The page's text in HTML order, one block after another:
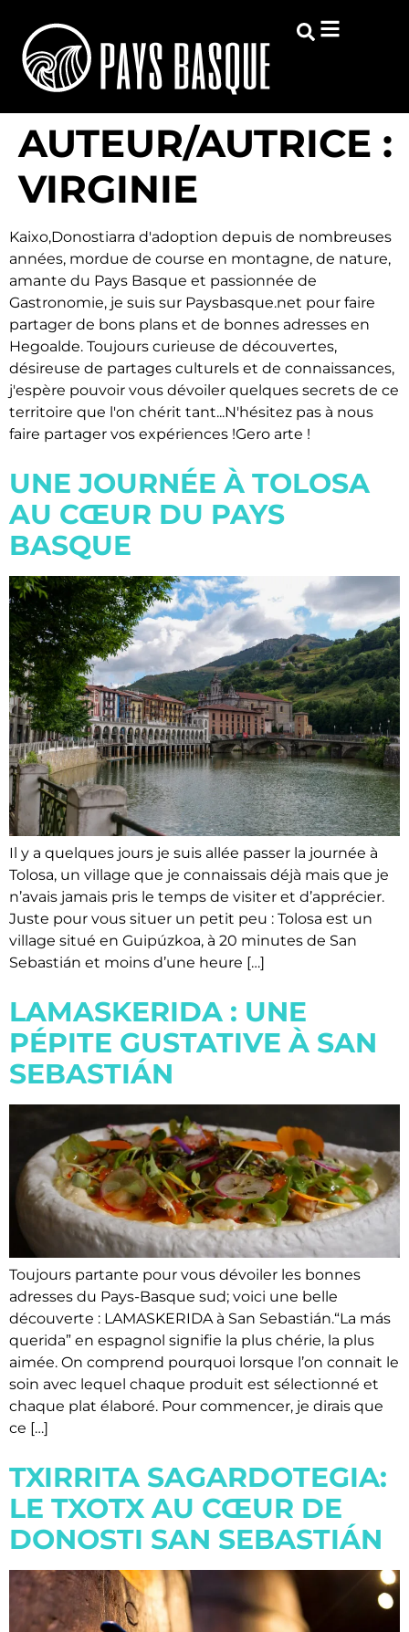
AUTEUR/AUTRICE :
VIRGINIE
Kaixo,Donostiarra d'adoption depuis de nombreuses
années, mordue de course en montagne, de nature,
amante du Pays Basque et passionnée de
Gastronomie, je suis sur Paysbasque.net pour faire
partager de bons plans et de bonnes adresses en
Hegoalde. Toujours curieuse de découvertes,
désireuse de partages culturels et de connaissances,
j'espère pouvoir vous dévoiler quelques secrets de ce
territoire que l'on chérit tant...N'hésitez pas à nous
faire partager vos expériences !Gero arte !
UNE JOURNÉE À TOLOSA
AU CŒUR DU PAYS
BASQUE
Il y a quelques jours je suis allée passer la journée à
Tolosa, un village que je connaissais déjà mais que je
n’avais jamais pris le temps de visiter et d’apprécier.
Juste pour vous situer un petit peu : Tolosa est un
village situé en Guipúzkoa, à 20 minutes de San
Sebastián et moins d’une heure […]
LAMASKERIDA : UNE
PÉPITE GUSTATIVE À SAN
SEBASTIÁN
Toujours partante pour vous dévoiler les bonnes
adresses du Pays-Basque sud; voici une belle
découverte : LAMASKERIDA à San Sebastián.“La más
querida” en espagnol signifie la plus chérie, la plus
aimée. On comprend pourquoi lorsque l’on connait le
soin avec lequel chaque produit est sélectionné et
chaque plat élaboré. Pour commencer, je dirais que
ce […]
TXIRRITA SAGARDOTEGIA:
LE TXOTX AU CŒUR DE
DONOSTI SAN SEBASTIÁN